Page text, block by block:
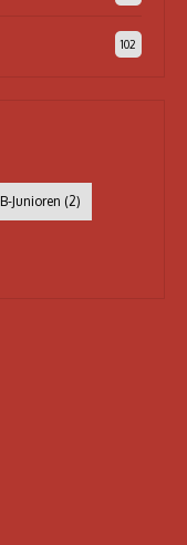
102
B-Junioren (2)